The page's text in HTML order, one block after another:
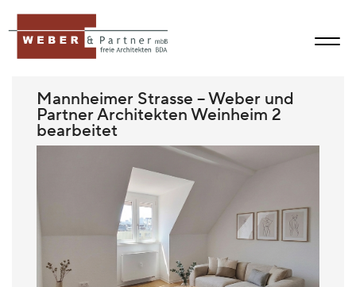
Mannheimer Strasse – Weber und
Partner Architekten Weinheim 2
bearbeitet